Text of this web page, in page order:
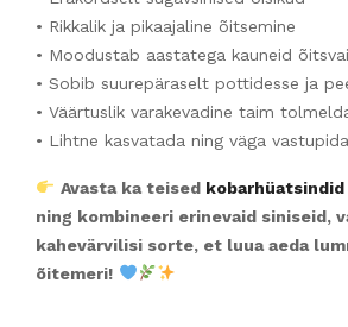
• Rikkalik ja pikaajaline õitsemine
• Moodustab aastatega kauneid
• Sobib suurepäraselt pottidesse ja
• Väärtuslik varakevadine taim
• Lihtne kasvatada ning väga
Avasta ka teised kobarhüatsindid
ning kombineeri erinevaid siniseid,
kahevärvilisi sorte, et luua aeda
õitemeri!